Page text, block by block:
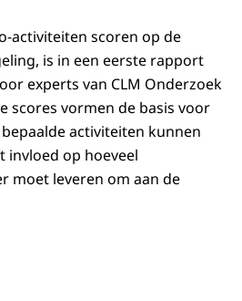
activiteiten scoren op de
is in een eerste rapport
experts van CLM Onderzoek
scores vormen de basis voor
activiteiten kunnen
invloed op hoeveel
moet leveren om aan de